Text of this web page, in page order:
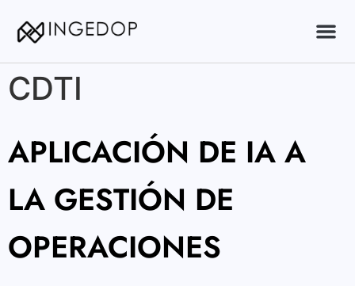
CDTI
APLICACIÓN DE IA A
LA GESTIÓN DE
OPERACIONES